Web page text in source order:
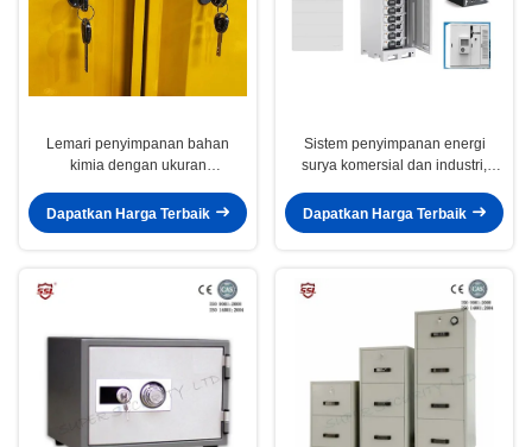
Lemari penyimpanan bahan
kimia dengan ukuran
dan 109x86x165CM untuk
penyimpanan bahan berbahaya
Dapatkan Harga Terbaik
Sistem penyimpanan energi
surya komersial dan industri,
penyimpanan energi baterai
Dapatkan Harga Terbaik